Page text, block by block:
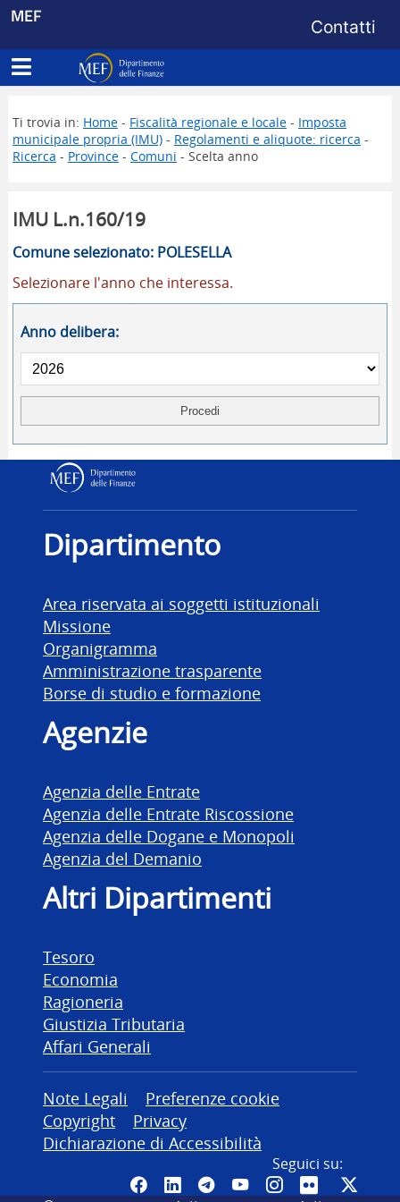
MEF Menu di
Contatti
Apri menu principale
Dipartimento delle Finanze
Ti trovia in: Home- Fiscalità regionale e locale- Imposta
municipale propria (IMU)- Regolamenti e aliquote: ricerca -
Ricerca - Province- Comuni - Scelta anno
IMU L.n.160/19
Comune selezionato: POLESELLA
Selezionare l'anno che interessa.
Anno delibera:
Dipartimento delle
Dipartimento
Area riservata ai soggetti istituzionali
Missione
Organigramma
Amministrazione trasparente
Borse di studio e formazione
Agenzie
Agenzia delle Entrate
Agenzia delle Entrate Riscossione
Agenzia delle Dogane e Monopoli
Agenzia del Demanio
Altri Dipartimenti
Tesoro
Economia
Ragioneria
Giustizia Tributaria
Affari Generali
Altre informazioni
Note Legali
Preferenze cookie
Copyright
Privacy
Dichiarazione di Accessibilità
Seguici su:
Pagina Facebook del MEF -
Canale LinkedIn del MEF
Canale Telegram del
Canale YouTube del
CanaleCanale